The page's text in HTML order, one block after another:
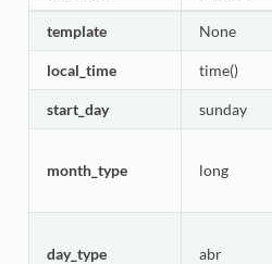
template None
local_time time()
start_day sunday
month_type long
day_type abr